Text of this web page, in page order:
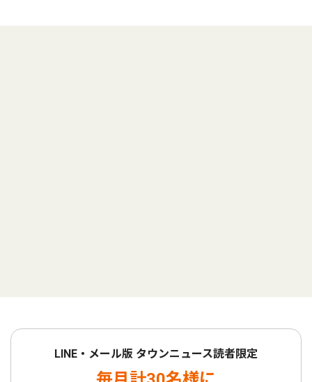
LINE・メール版 タウンニュース読者限定